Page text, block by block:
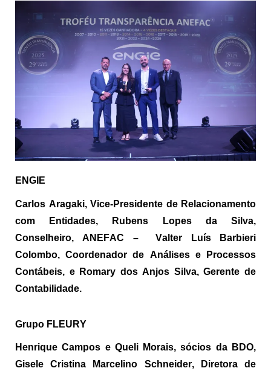
ENGIE
Carlos Aragaki, Vice-Presidente de Relacionamento
com Entidades, Rubens Lopes da Silva,
Conselheiro, ANEFAC –
Valter Luís Barbieri
Colombo, Coordenador de Análises e Processos
Contábeis, e Romary dos Anjos Silva, Gerente de
Contabilidade.
Grupo FLEURY
Henrique Campos e QueliMorais, sócios da BDO,
Gisele Cristina Marcelino Schneider, Diretora de